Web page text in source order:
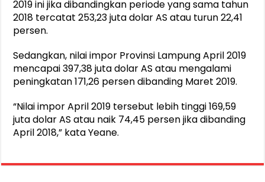
2019 ini jika dibandingkan periode yang sama tahun
2018 tercatat 253,23 juta dolar AS atau turun 22,41
persen.
Sedangkan, nilai impor Provinsi Lampung April 2019
mencapai 397,38 juta dolar AS atau mengalami
peningkatan 171,26 persen dibanding Maret 2019.
“Nilai impor April 2019 tersebut lebih tinggi 169,59
juta dolar AS atau naik 74,45 persen jika dibanding
April 2018,” kata Yeane.